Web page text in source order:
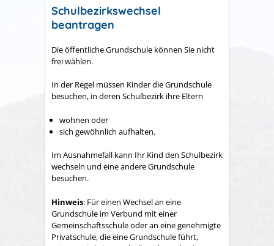
Schulbezirkswechsel
beantragen
Die öffentliche Grundschule können Sie nicht
frei wählen.
In der Regel müssen Kinder die Grundschule
besuchen, in deren Schulbezirk ihre Eltern
wohnen oder
sich gewöhnlich aufhalten.
Im Ausnahmefall kann Ihr Kind den Schulbezirk
wechseln und eine andere Grundschule
besuchen.
Hinweis: Für einen Wechsel an eine
Grundschule im Verbund mit einer
Gemeinschaftsschule oder an eine genehmigte
Privatschule, die eine Grundschule führt,